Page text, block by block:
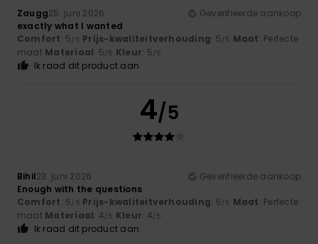
Zaugg25. juni 2026
Geverifieerde aankoop
exactly what I wanted
Comfort: 5/5 Prijs-kwaliteitverhouding: 5/5 Maat: Perfecte
maat Materiaal: 5/5 Kleur: 5/5
Ik raad dit product aan
4/5
Bihil23. juni 2026
Geverifieerde aankoop
Enough with the questions
Comfort: 5/5 Prijs-kwaliteitverhouding: 5/5 Maat: Perfecte
maat Materiaal: 4/5 Kleur: 4/5
Ik raad dit product aan